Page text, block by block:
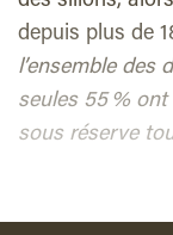
depuis plus de
l’ensemble des
seules 55 %
sous réserve